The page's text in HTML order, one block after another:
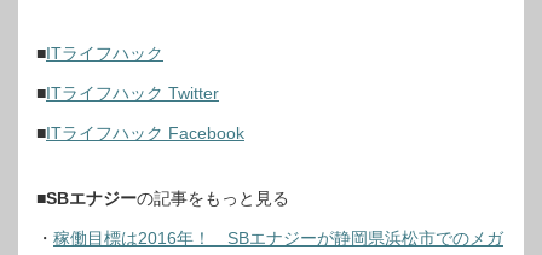
■ITライフハック
■ITライフハック Twitter
■ITライフハック Facebook
■SBエナジーの記事をもっと見る
・ 稼働目標は2016年！ SBエナジーが静岡県浜松市でのメガ